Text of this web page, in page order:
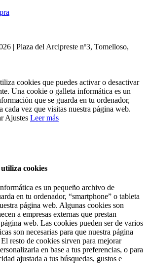
| Plaza del Arcipreste nº3, Tomelloso,
cookies que puedes activar o desactivar
Una cookie o galleta informática es un
que se guarda en tu ordenador,
cada vez que visitas nuestra página web.
Ajustes Leer más
cookies
es un pequeño archivo de
en tu ordenador, “smartphone” o tableta
página web. Algunas cookies son
a empresas externas que prestan
web. Las cookies pueden ser de varios
son necesarias para que nuestra página
resto de cookies sirven para mejorar
en base a tus preferencias, o para
ajustada a tus búsquedas, gustos e